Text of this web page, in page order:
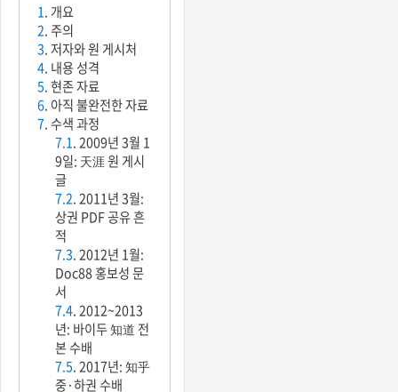
1. 개요
2. 주의
3. 저자와 원 게시처
4. 내용 성격
5. 현존 자료
6. 아직 불완전한 자료
7. 수색 과정
7.1. 2009년 3월 1
9일: 天涯 원 게시
글
7.2. 2011년 3월:
상권 PDF 공유 흔
적
7.3. 2012년 1월:
Doc88 홍보성 문
서
7.4. 2012~2013
년: 바이두 知道 전
본 수배
7.5. 2017년: 知乎
중·하권 수배